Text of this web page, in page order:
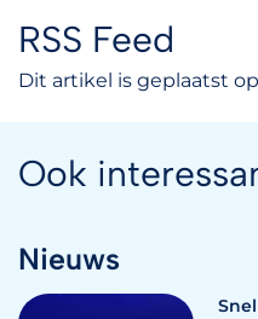
RSS Feed
Dit artikel is geplaatst
Ook
Nieuws